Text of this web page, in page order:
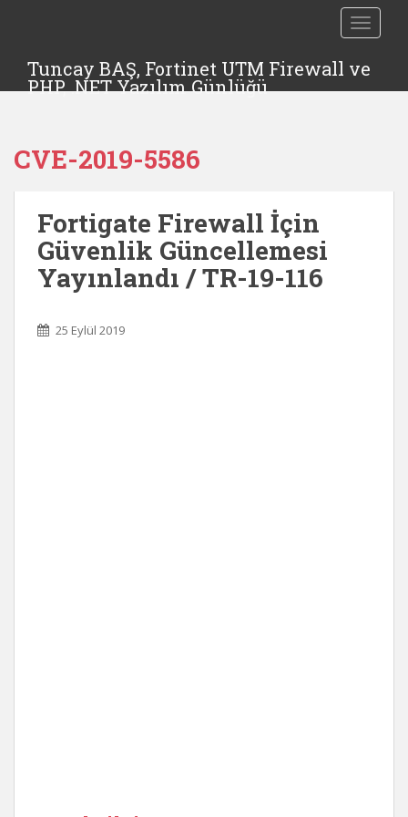
Tuncay BAŞ, Fortinet UTM Firewall ve
PHP, .NET Yazılım Günlüğü
CVE-2019-5586
Fortigate Firewall İçin
Güvenlik Güncellemesi
Yayınlandı / TR-19-116
25 Eylül 2019